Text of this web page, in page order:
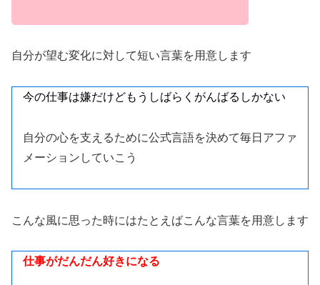
自分が望む変化に対して短い言葉を用意します
今の仕事は嫌だけどもうしばらくがんばるしかない
自分の心を支えるために公式言語を決めて毎日アファ
メーションしていこう
こんな風に思った時にはたとえばこんな言葉を用意します
仕事がだんだん好きになる